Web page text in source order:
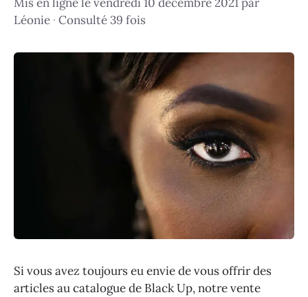
Léonie · Consulté 39 fois
Si vous avez toujours eu envie de vous offrir des
articles au catalogue de Black Up, notre vente